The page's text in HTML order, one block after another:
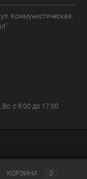
Коммунистическая,
с 9:00 до 17:00
КОРЗИНА 0